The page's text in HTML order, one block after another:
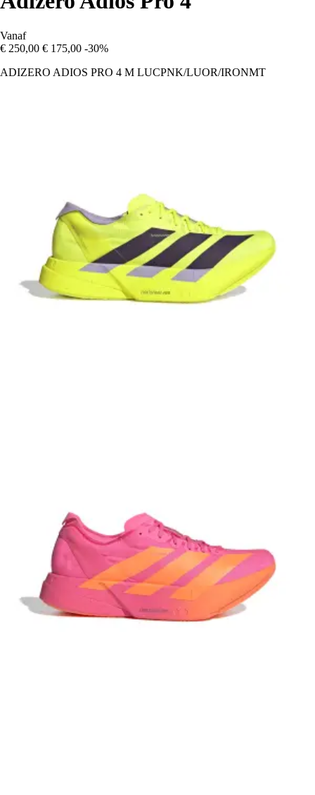
Vanaf
€ 250,00 € 175,00 -30%
ADIZERO ADIOS PRO 4 M LUCPNK/LUOR/IRONMT